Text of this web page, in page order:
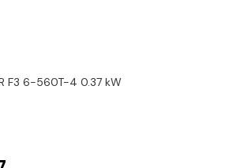
deF3 6-560T-4 0.37 kW